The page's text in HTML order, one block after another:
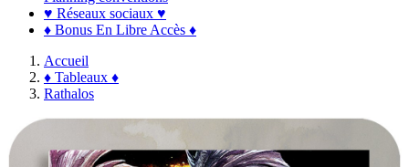
♥ Réseaux sociaux ♥
♦ Bonus En Libre Accès ♦
Accueil
♦ Tableaux ♦
Rathalos